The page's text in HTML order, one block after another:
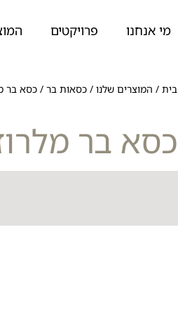
מי אנחנו פרויקטים
בית / המוצרים שלנו / כסאות בר / כסא בר
כסא בר